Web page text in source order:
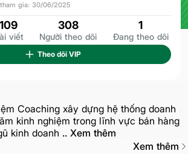
gia: 30/06/2025
109
viết
308
Người theo dõi
1
Đang theo dõi
Theo dõi VIP
Coaching xây dựng hệ thống doanh
kinh nghiệm trong lĩnh vực bán hàng
kinh doanh .. Xem thêm
Xem thêm